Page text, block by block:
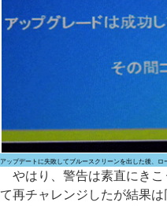
アップデートに失敗してブルースクリーンを出した後、ロ
やはり、警告は素直にきこ
て再チャレンジしたが結果